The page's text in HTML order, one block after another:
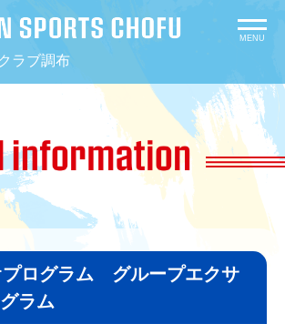
ラブ調布
MENU
プログラム グループエクサ
ラム